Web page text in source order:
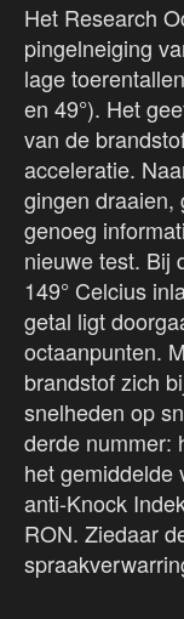
Het Research
pingelneiging
lage
en 49°). Het
van de
acceleratie.
gingen draaien,
genoeg
nieuwe test. Bij
149° Celcius
getal ligt
octaanpunten.
brandstof zich
snelheden op
derde nummer:
het gemiddelde
anti-Knock
RON. Ziedaar